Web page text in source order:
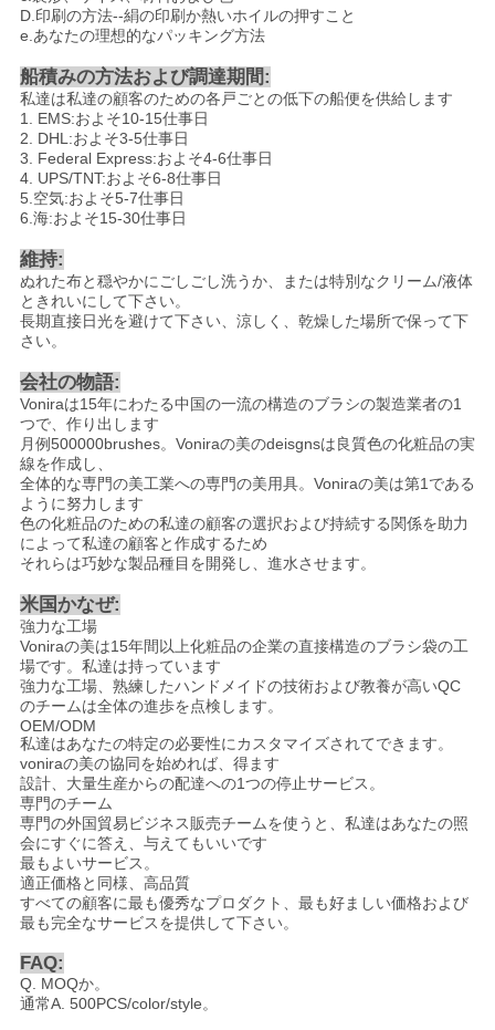
D.印刷の方法--絹の印刷か熱いホイルの押すこと
e.あなたの理想的なパッキング方法
船積みの方法および調達期間:
私達は私達の顧客のための各戸ごとの低下の船便を供給します
1. EMS:およそ10-15仕事日
2. DHL:およそ3-5仕事日
3. Federal Express:およそ4-6仕事日
4. UPS/TNT:およそ6-8仕事日
5.空気:およそ5-7仕事日
6.海:およそ15-30仕事日
維持:
ぬれた布と穏やかにごしごし洗うか、または特別なクリーム/液体
ときれいにして下さい。
長期直接日光を避けて下さい、涼しく、乾燥した場所で保って下
さい。
会社の物語:
Voniraは15年にわたる中国の一流の構造のブラシの製造業者の1
つで、作り出します
月例500000brushes。Voniraの美のdeisgnsは良質色の化粧品の実
線を作成し、
全体的な専門の美工業への専門の美用具。Voniraの美は第1である
ように努力します
色の化粧品のための私達の顧客の選択および持続する関係を助力
によって私達の顧客と作成するため
それらは巧妙な製品種目を開発し、進水させます。
米国かなぜ:
強力な工場
Voniraの美は15年間以上化粧品の企業の直接構造のブラシ袋の工
場です。私達は持っています
強力な工場、熟練したハンドメイドの技術および教養が高いQC
のチームは全体の進歩を点検します。
OEM/ODM
私達はあなたの特定の必要性にカスタマイズされてできます。
voniraの美の協同を始めれば、得ます
設計、大量生産からの配達への1つの停止サービス。
専門のチーム
専門の外国貿易ビジネス販売チームを使うと、私達はあなたの照
会にすぐに答え、与えてもいいです
最もよいサービス。
適正価格と同様、高品質
すべての顧客に最も優秀なプロダクト、最も好ましい価格および
最も完全なサービスを提供して下さい。
FAQ:
Q. MOQか。
通常A. 500PCS/color/style。